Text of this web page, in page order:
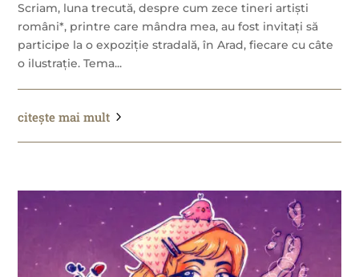
Scriam, luna trecută, despre cum zece tineri artiști
români*, printre care mândra mea, au fost invitați să
participe la o expoziție stradală, în Arad, fiecare cu câte
o ilustrație. Tema...
citește mai mult